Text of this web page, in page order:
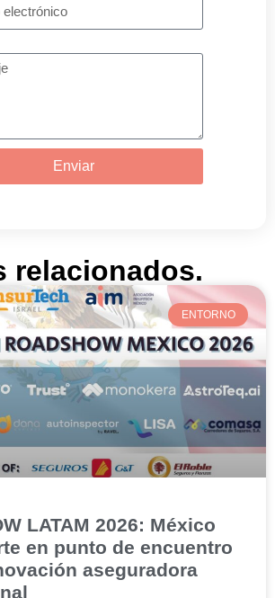
Enviar
relacionados.
ENTORNO
LATAM 2026: México
en punto de encuentro
aseguradora